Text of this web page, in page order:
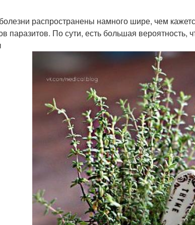
распространены намного шире, чем
паразитов. По сути, есть большая вероятность,